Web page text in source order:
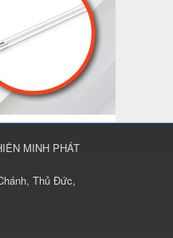
MINH PHÁT
Thủ Đức,